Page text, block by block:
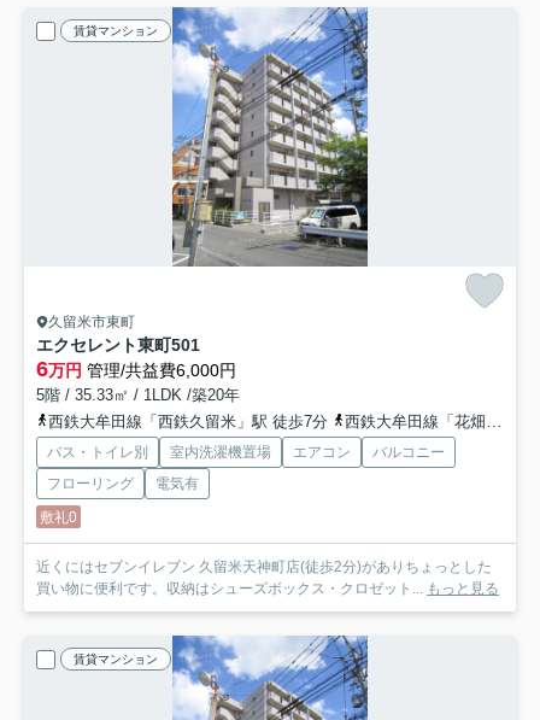
賃貸マンション
久留米市東町
エクセレント東町501
6万円 管理/共益費6,000円
5階 / 35.33㎡ / 1LDK /築20年
西鉄大牟田線「西鉄久留米」駅 徒歩7分
西鉄大牟田線「花畑」駅 徒歩8分
バス・トイレ別 室内洗濯機置場 エアコン
バルコニー
フローリング
電気有
敷礼0
近くにはセブンイレブン 久留米天神町店(徒歩2分)がありちょっとした
買い物に便利です。収納はシューズボックス・クロゼット... もっと見る
賃貸マンション